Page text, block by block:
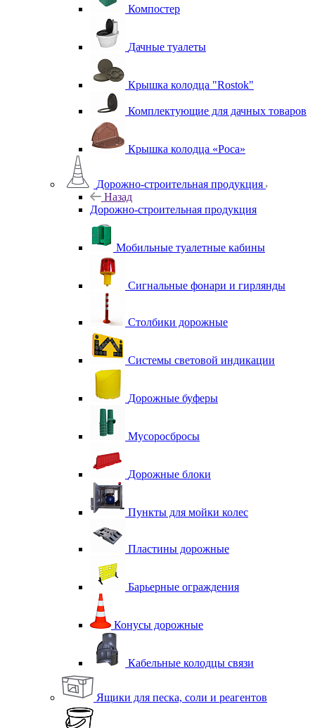
Компостер
Дачные туалеты
Крышка колодца "Rostok"
Комплектующие для дачных товаров
Крышка колодца «Роса»
Дорожно-строительная продукция
Назад
Дорожно-строительная продукция
Мобильные туалетные кабины
Сигнальные фонари и гирлянды
Столбики дорожные
Системы световой индикации
Дорожные буферы
Мусоросбросы
Дорожные блоки
Пункты для мойки колес
Пластины дорожные
Барьерные ограждения
Конусы дорожные
Кабельные колодцы связи
Ящики для песка, соли и реагентов